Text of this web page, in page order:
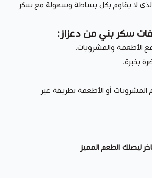
لا يقاوم بكل بساطة وسهولة مع سكر
سكر بني من دعزاز:
الأطعمة والمشروبات.
بخبرة.
المشروبات أو الأطعمة بطريقة غير
ليصلك الطعم المميز